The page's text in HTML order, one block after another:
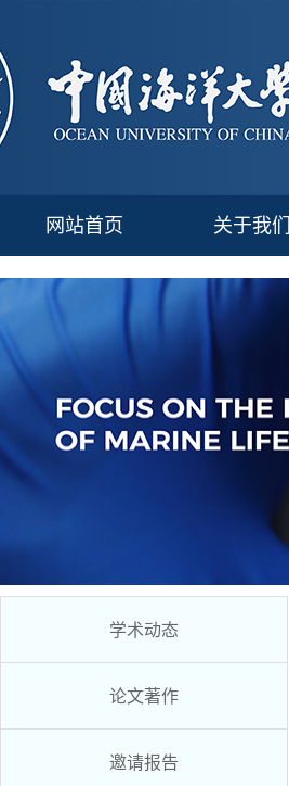
网站首页 关于我们
学术动态
论文著作
邀请报告